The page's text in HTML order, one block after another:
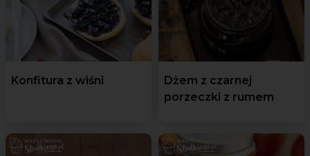
Konfitura z wiśni
Dżem z czarnej
porzeczki z rumem